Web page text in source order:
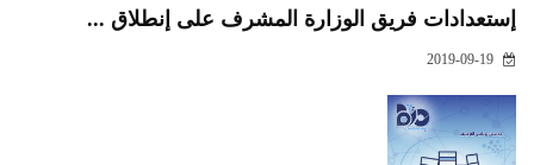
إستعدادات فريق الوزارة المشرف على إنطلاق ...